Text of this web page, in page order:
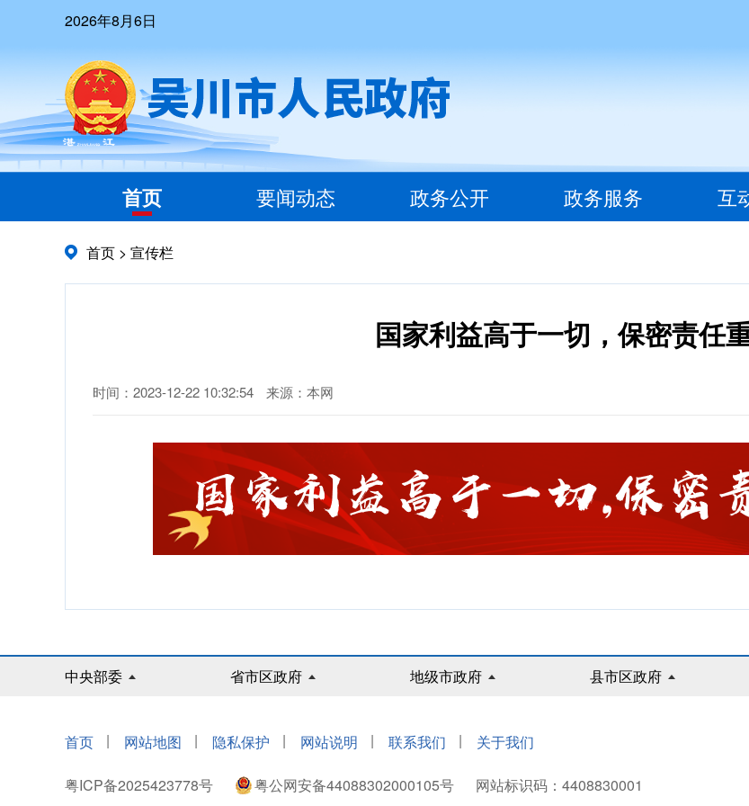
2026年8月6日
首页 要闻动态 政务公开 政务服务 互
首页 > 宣传栏
国家利益高于一切，保密责任
时间：2023-12-22 10:32:54 来源：本网
中央部委 省市区政府 地级市政府 县市区政府
首页 | 网站地图 | 隐私保护 | 网站说明 | 联系我们 | 关于我们
粤ICP备2025423778号 粤公网安备44088302000105号 网站标识码：4408830001